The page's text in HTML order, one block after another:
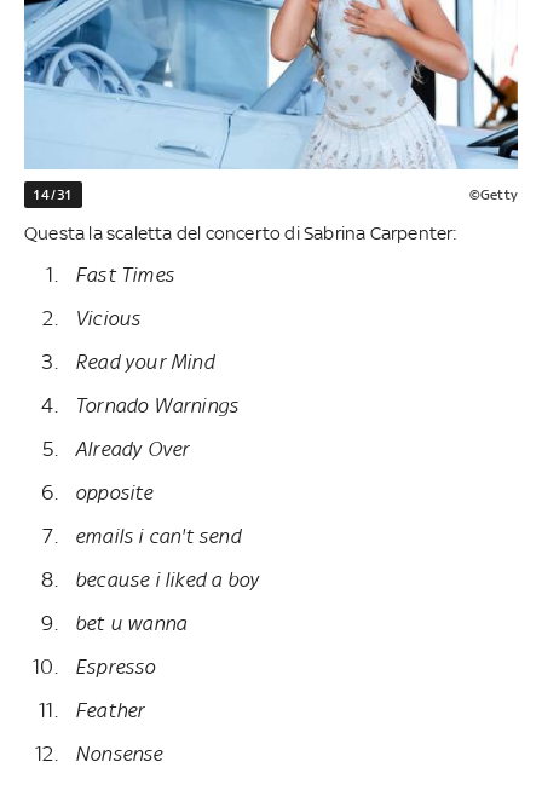
14/31 ©Getty
Questa la scaletta del concerto di Sabrina Carpenter:
Fast Times
Vicious
Read your Mind
Tornado Warnings
Already Over
opposite
emails i can't send
because i liked a boy
bet u wanna
Espresso
Feather
Nonsense